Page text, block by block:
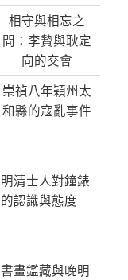
相守與相忘之
間：李贄與耿定
向的交會
崇禎八年穎州太
和縣的寇亂事件
明清士人對鐘錶
的認識與態度
書畫鑑藏與晚明